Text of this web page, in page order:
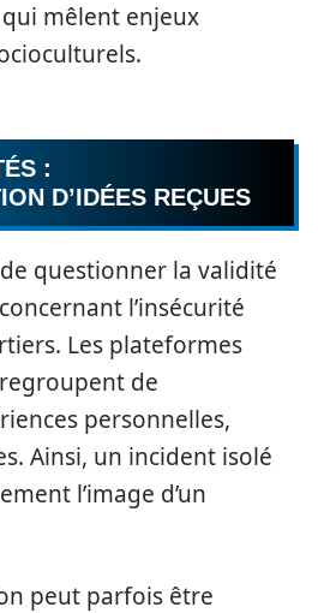
mêlent enjeux
:
D’IDÉES REÇUES
questionner la validité
l’insécurité
Les plateformes
de
personnelles,
Ainsi, un incident isolé
l’image d’un
peut parfois être